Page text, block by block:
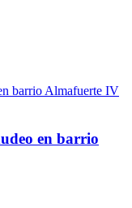
en barrio